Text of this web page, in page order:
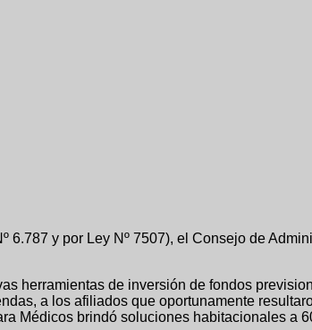
y por Ley Nº 7507), el Consejo de
herramientas de inversión de fondos
a los afiliados que oportunamente
Médicos brindó soluciones habitacionales a